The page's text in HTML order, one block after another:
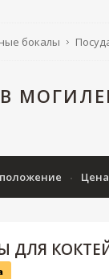
бокалы
Цена
ДЛЯ